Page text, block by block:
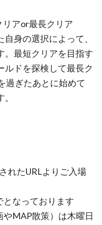
アor最長クリア
身の選択によって、
。最短クリアを目指す
ルドを探検して最長ク
過ぎたあとに始めて
れたURLよりご入場
なっております
MAP散策）は木曜日